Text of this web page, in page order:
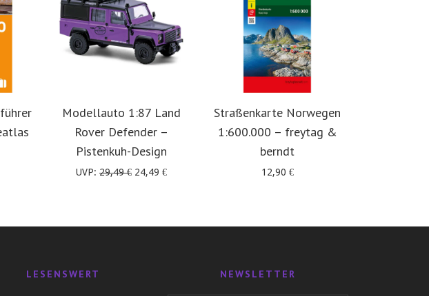
Modellauto 1:87 Land
Rover Defender –
Pistenkuh-Design
UVP: 29,49€ Ursprünglicher
24,49 €Aktueller
Straßenkarte Norwegen
1:600.000 – freytag &
berndt
12,90 €
LESENSWERT NEWSLETTER